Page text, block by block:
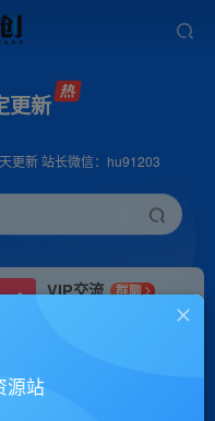
更新
更新 站长微信：hu91203
VIP交流
群聊
研究探讨更多创业项目路子。
源站